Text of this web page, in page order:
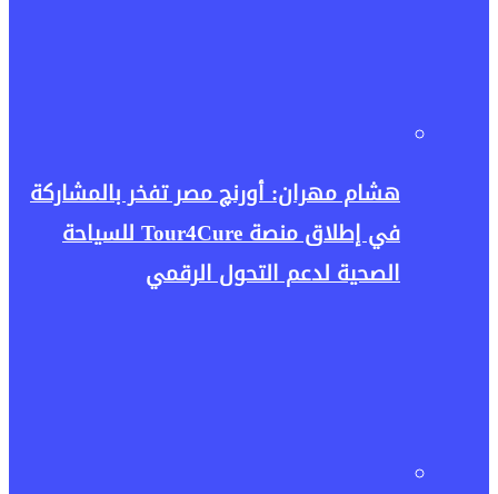
هشام مهران: أورنچ مصر تفخر بالمشاركة
في إطلاق منصة Tour4Cure للسياحة
الصحية لدعم التحول الرقمي